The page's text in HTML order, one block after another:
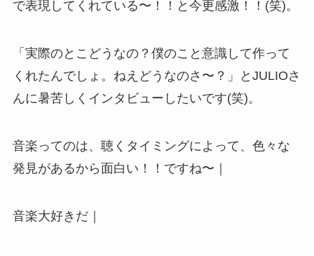
で表現してくれている〜！！と今更感激！！(笑)。
「実際のとこどうなの？僕のこと意識して作って
くれたんでしょ。ねえどうなのさ〜？」とJULIOさ
んに暑苦しくインタビューしたいです(笑)。
音楽ってのは、聴くタイミングによって、色々な
発見があるから面白い！！ですね〜｜
音楽大好きだ｜